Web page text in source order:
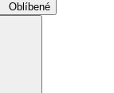
Oblíbené